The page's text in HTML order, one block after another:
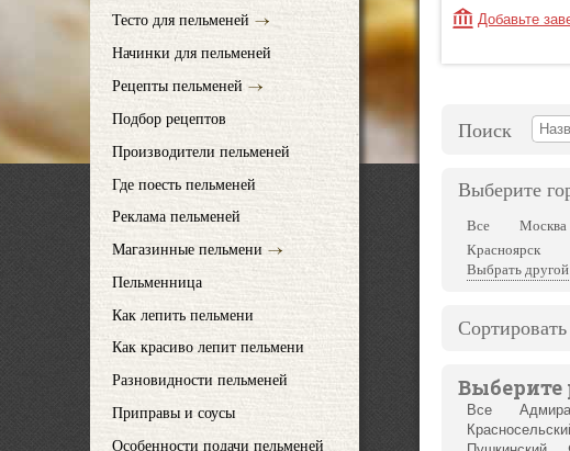
Тесто для пельменей
Начинки для пельменей
Рецепты пельменей
Подбор рецептов
Производители пельменей
Где поесть пельменей
Реклама пельменей
Магазинные пельмени
Пельменница
Как лепить пельмени
Как красиво лепит пельмени
Разновидности пельменей
Приправы и соусы
Особенности подачи пельменей
Добавьте
Поиск
Выберите
Все Москва
Красноярск
Выбрать другой
Выберите
Все